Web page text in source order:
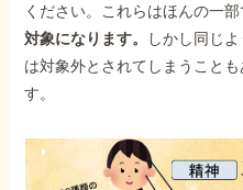
ください。これらはほんの一
対象になります。
しかし同じ
は対象外とされてしまうこと
す。